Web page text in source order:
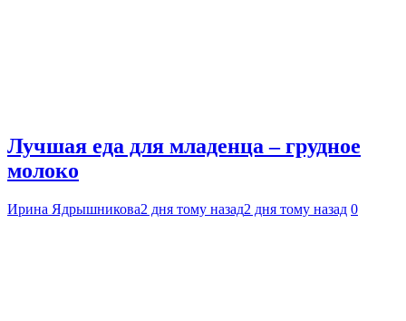
Лучшая еда для младенца – грудное
молоко
Ирина Ядрышникова2 дня тому назад2 дня тому назад 0